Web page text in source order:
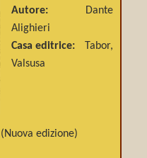
Autore:
Dante
Alighieri
Casa editrice:
Tabor,
Valsusa
edizione)